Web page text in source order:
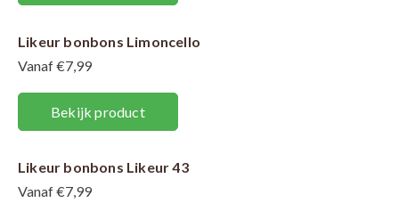
Likeur bonbons Limoncello
Vanaf €7,99
Bekijk product
Likeur bonbons Likeur 43
Vanaf €7,99